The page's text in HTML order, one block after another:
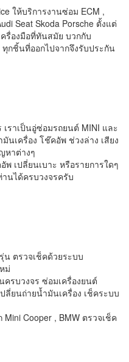
ให้บริการงานซ่อม ECM ,
Seat Skoda Porsche ตั้งแต่
รื่องมือที่ทันสมัย บวกกับ
กชิ้นที่ออกไปจากจึงรับประกัน
ราเป็นอู่ซ่อมรถยนต์ MINI และ
นเครื่อง โช๊คอัพ ช่วงล่าง เสียง
หาต่างๆ
เปลี่ยนเบาะ หรือรายการใดๆ
านได้ครบวงจรครับ
น ตรวจเช็คด้วยระบบ
ม่
รบวงจร ซ่อมเครื่องยนต์
ลี่ยนถ่ายน้ำมันเครื่อง เช็คระบบ
Cooper , BMW ตรวจเช็ค